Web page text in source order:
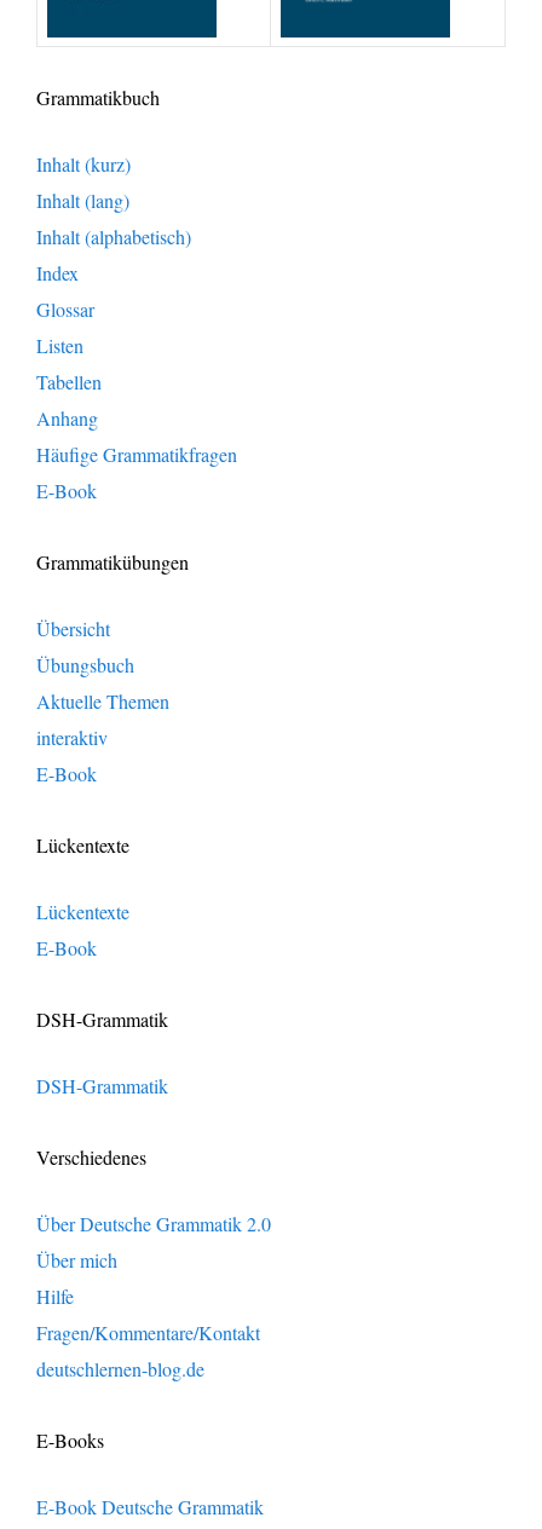
Grammatikbuch
Inhalt (kurz)
Inhalt (lang)
Inhalt (alphabetisch)
Index
Glossar
Listen
Tabellen
Anhang
Häufige Grammatikfragen
E-Book
Grammatikübungen
Übersicht
Übungsbuch
Aktuelle Themen
interaktiv
E-Book
Lückentexte
Lückentexte
E-Book
DSH-Grammatik
DSH-Grammatik
Verschiedenes
Über Deutsche Grammatik 2.0
Über mich
Hilfe
Fragen/Kommentare/Kontakt
deutschlernen-blog.de
E-Books
E-Book Deutsche Grammatik